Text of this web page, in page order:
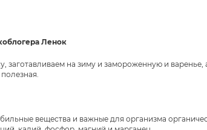
заготавливаем на зиму и замороженную и варенье,
вещества и важные для организма